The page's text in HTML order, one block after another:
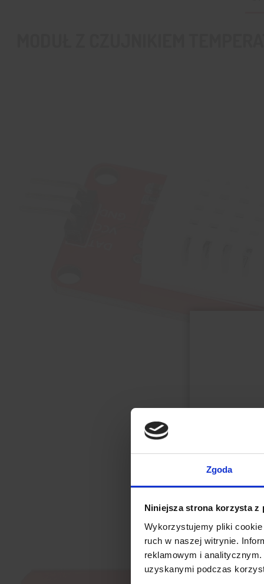
Zgoda
Niniejsza strona korzysta z
Wykorzystujemy pliki
ruch w naszej witrynie.
reklamowym i
uzyskanymi podczas